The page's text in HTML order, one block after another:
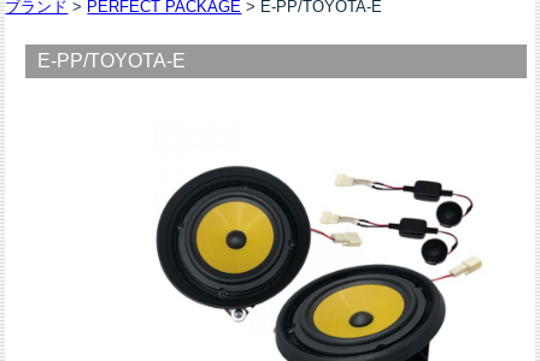
ブランド > PERFECT PACKAGE > E-PP/TOYOTA-E
E-PP/TOYOTA-E